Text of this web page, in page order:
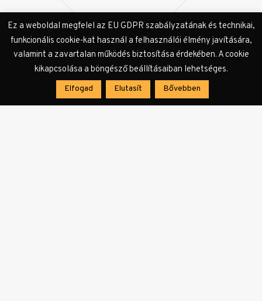
A tyúk Pálfi György Torontói Nemzetközi Filmfesztivál
Ez a weboldal megfelel az EU GDPR szabályzatának és technikai,
funkcionális cookie-kat használ a felhasználói élmény javítására,
valamint a zavartalan működés biztosítása érdekében. A cookie
kikapcsolása a böngésző beállításaiban lehetséges.
Elfogad Elutasít Bővebben